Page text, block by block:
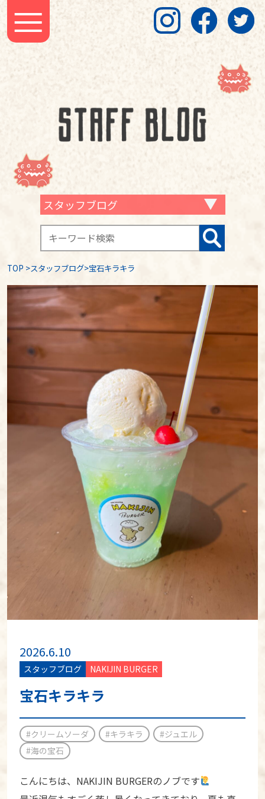
スタッフブログ
TOP >スタッフブログ>宝石キラキラ
2026.6.10
スタッフブログ NAKIJIN BURGER
宝石キラキラ
#クリームソーダ #キラキラ
#ジュエル
#海の宝石
こんにちは、NAKIJIN BURGERのノブです